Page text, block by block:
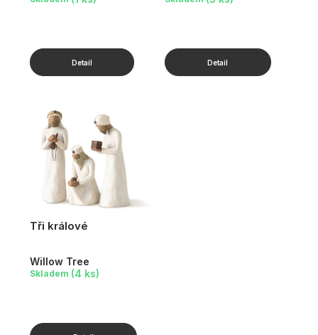
Tři králové
Willow Tree
Skladem (4 ks)